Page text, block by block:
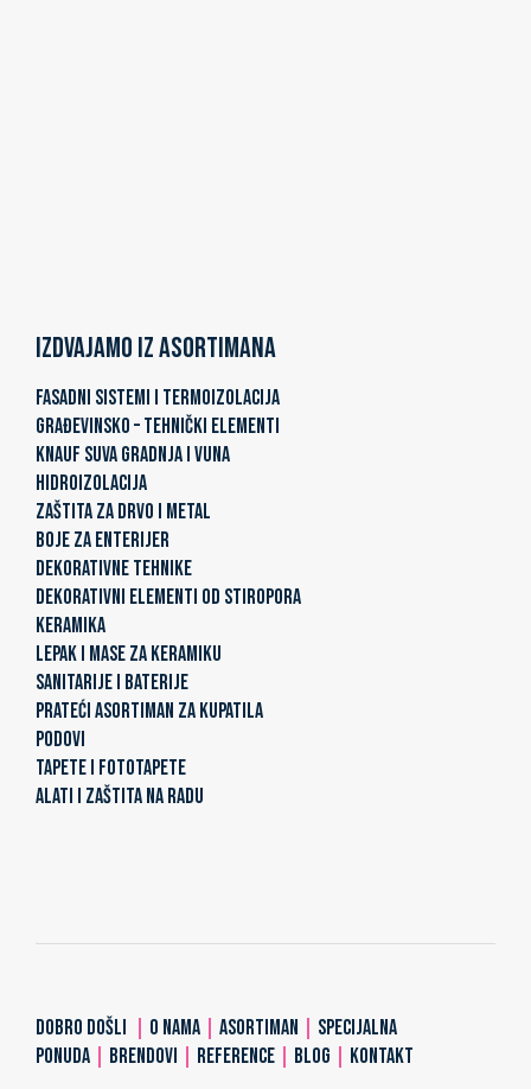
Izdvajamo iz asortimana
FASADNI SISTEMI I TERMOIZOLACIJA
GRAĐEVINSKO – TEHNIČKI ELEMENTI
KNAUF SUVA GRADNJA I VUNA
HIDROIZOLACIJA
ZAŠTITA ZA DRVO I METAL
BOJE ZA ENTERIJER
DEKORATIVNE TEHNIKE
DEKORATIVNI ELEMENTI OD STIROPORA
KERAMIKA
LEPAK I MASE ZA KERAMIKU
SANITARIJE I BATERIJE
PRATEĆI ASORTIMAN ZA KUPATILA
PODOVI
TAPETE I FOTOTAPETE
ALATI I ZAŠTITA NA RADU
DOBRO DOŠLI O NAMA ASORTIMAN
SPECIJALNA
PONUDA
BRENDOVI REFERENCE BLOG KONTAKT